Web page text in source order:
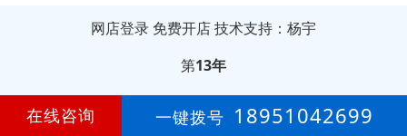
网店登录 免费开店技术支持：杨宇
第13年
在线咨询 一键拨号 18951042699